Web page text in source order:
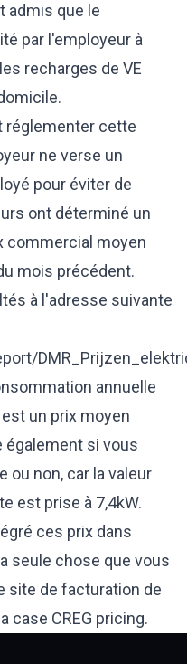
admis que le
par l'employeur à
recharges de VE
réglementer cette
ne verse un
pour éviter de
ont déterminé un
commercial moyen
mois précédent.
à l'adresse suivante
annuelle
un prix moyen
également si vous
ou non, car la valeur
est prise à 7,4kW.
ces prix dans
seule chose que vous
site de facturation de
case CREG pricing.